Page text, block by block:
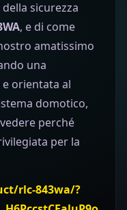
sicurezza
, e di come
amatissimo
una
orientata al
domotico,
perché
per la
rlc-843wa/?